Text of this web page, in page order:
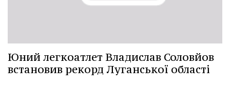
Юний легкоатлет Владислав Соловйов
встановив рекорд Луганської області